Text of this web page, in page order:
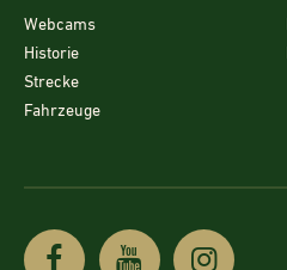
Webcams
Historie
Strecke
Fahrzeuge